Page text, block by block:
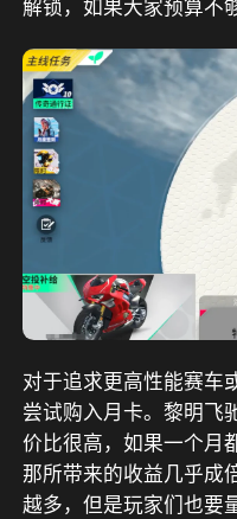
解锁，如果大家预算不
对于追求更高性能赛车
尝试购入月卡。黎明飞
价比很高，如果一个月
那所带来的收益几乎成
越多，但是玩家们也要